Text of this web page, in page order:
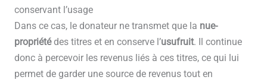
conservant l’usage
Dans ce cas, le donateur ne transmet que la nue-
propriétédes titres et en conserve l’usufruit. Il continue
donc à percevoir les revenus liés à ces titres, ce qui lui
permet de garder une source de revenus tout en